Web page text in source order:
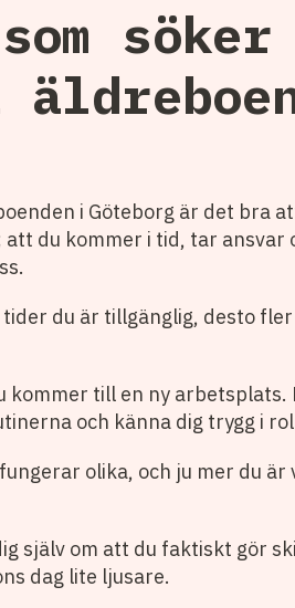
söker
i Göteborg är det bra
du kommer i tid, tar ansvar
du är tillgänglig, desto
till en ny
och känna dig trygg i
olika, och ju mer du
själv om att du faktiskt gör
dag lite ljusare.